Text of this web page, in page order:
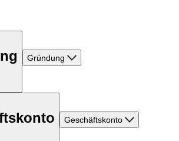
Gründung
Geschäftskonto